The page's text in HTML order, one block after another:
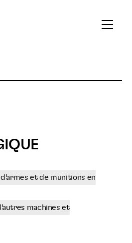
Ouvrir
et de munitions en
machines et